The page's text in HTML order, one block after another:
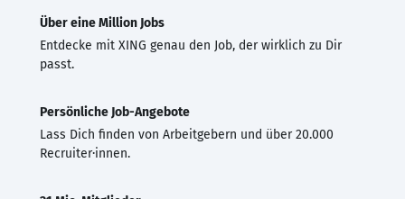
Über eine Million Jobs
Entdecke mit XING genau den Job, der wirklich zu Dir
passt.
Persönliche Job-Angebote
Lass Dich finden von Arbeitgebern und über 20.000
Recruiter·innen.